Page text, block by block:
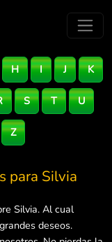
H I J K
S T U
Z
para Silvia
Silvia. Al cual
deseos.